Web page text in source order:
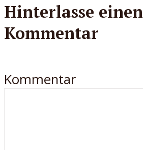
Hinterlasse einen
Kommentar
Kommentar